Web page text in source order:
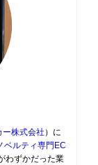
ー株式会社 ）に
ベルティ専門EC
わずかだった業